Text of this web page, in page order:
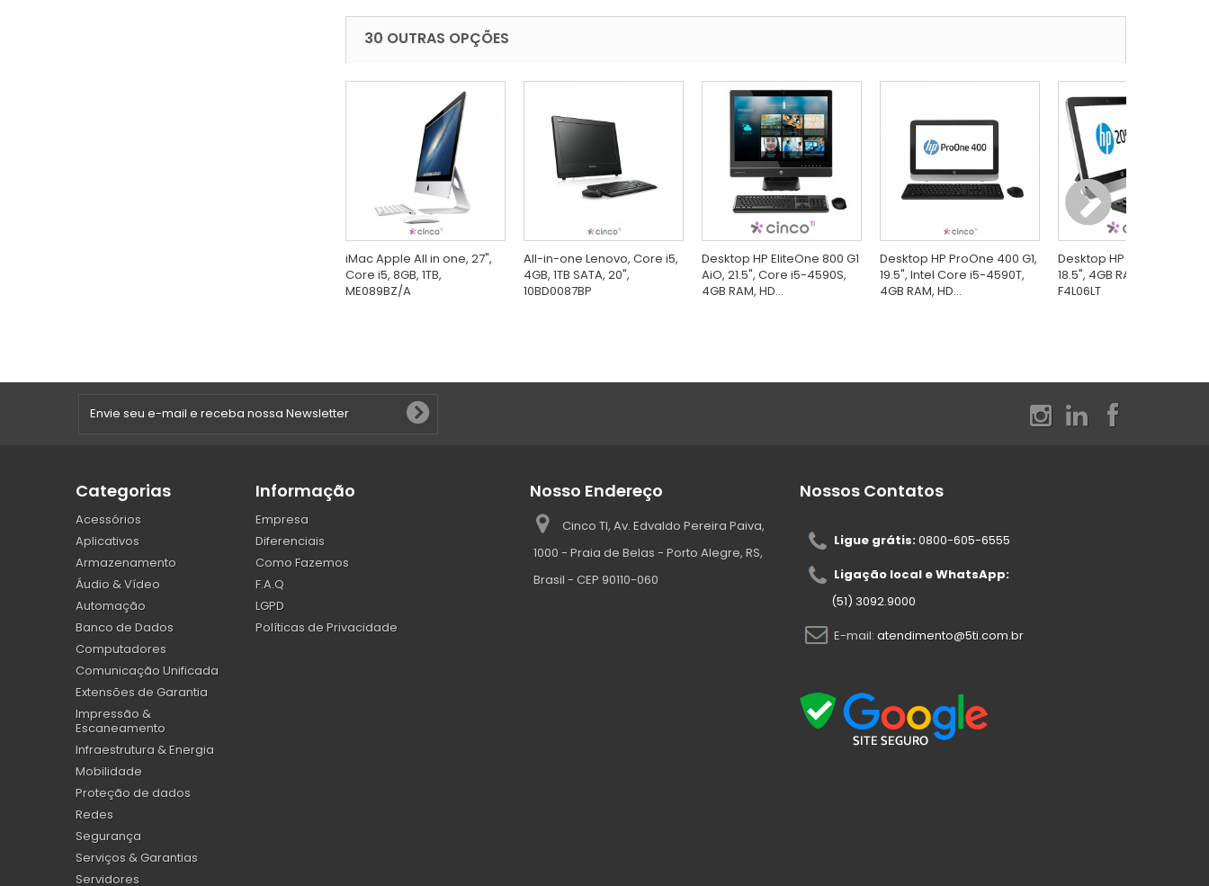
30 OUTRAS OPÇÕES
iMac Apple All in one, 27",
Core i5, 8GB, 1TB,
ME089BZ/A
All-in-one Lenovo, Core i5,
4GB, 1TB SATA, 20",
10BD0087BP
Desktop HP EliteOne 800 G1
AiO, 21.5", Core i5-4590S,
4GB RAM, HD...
Desktop HP ProOne 400 G1,
19.5", Intel Core i5-4590T,
4GB RAM, HD...
Desktop HP AMD E1-2500,
18.5", 4GB RAM, HD 500GB,
F4L06LT
Categorias
Acessórios
Aplicativos
Armazenamento
Áudio & Vídeo
Automação
Banco de Dados
Computadores
Comunicação Unificada
Extensões de Garantia
Impressão &
Escaneamento
Infraestrutura & Energia
Mobilidade
Proteção de dados
Redes
Segurança
Serviços & Garantias
Servidores
Informação
Empresa
Diferenciais
Como Fazemos
F.A.Q
LGPD
Políticas de Privacidade
Nosso Endereço
Cinco TI, Av. Edvaldo Pereira Paiva,
1000 - Praia de Belas - Porto Alegre, RS,
Brasil - CEP 90110-060
Nossos Contatos
Ligue grátis:0800-605-6555
Ligação local e WhatsApp:
(51) 3092.9000
E-mail: atendimento@5ti.com.br